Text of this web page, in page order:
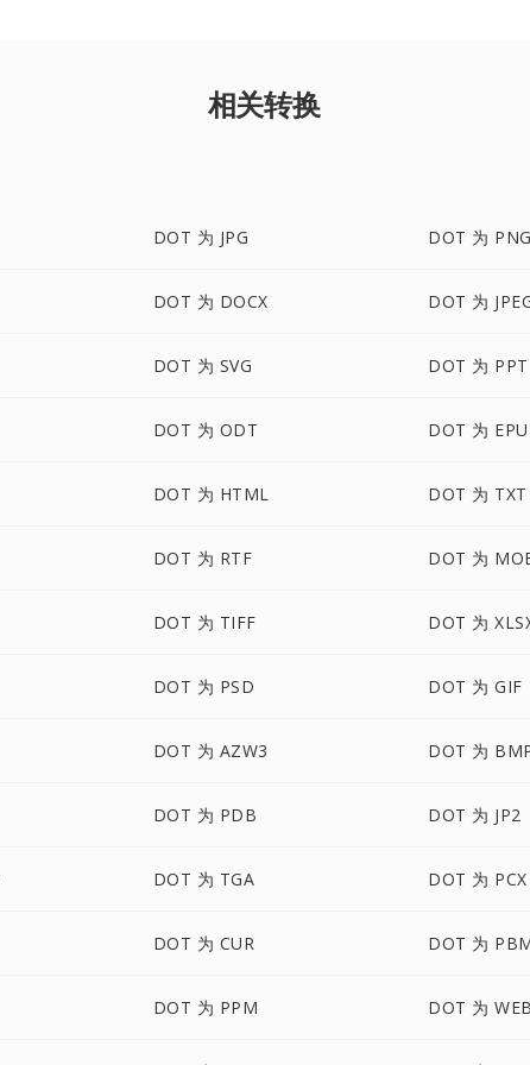
相关转换
DOT 为 JPG DOT 为 PNG
DOT 为 DOCX DOT 为
DOT 为 SVG DOT 为 PPT
DOT 为 ODT DOT 为
DOT 为 HTML DOT 为 TXT
DOT 为 RTF DOT 为
DOT 为 TIFF DOT 为
DOT 为 PSD DOT 为 GIF
DOT 为 AZW3 DOT 为
DOT 为 PDB DOT 为 JP2
DOT 为 TGA DOT 为 PCX
DOT 为 CUR DOT 为
DOT 为 PPM DOT 为